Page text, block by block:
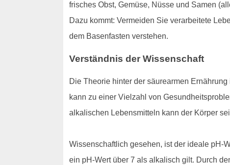
frisches Obst, Gemüse, Nüsse und Samen
Dazu kommt: Vermeiden Sie verarbeitete
dem Basenfasten verstehen.
Verständnis der Wissenschaft
Die Theorie hinter der säurearmen
kann zu einer Vielzahl von
alkalischen Lebensmitteln kann der Körper
Wissenschaftlich gesehen, ist der ideale pH-
ein pH-Wert über 7 als alkalisch gilt. Durch